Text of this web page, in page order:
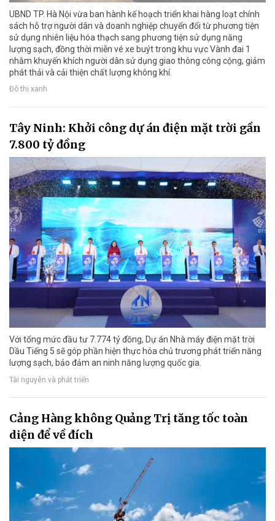
UBND TP. Hà Nội vừa ban hành kế hoạch triển khai hàng loạt chính
sách hỗ trợ người dân và doanh nghiệp chuyển đổi từ phương tiện
sử dụng nhiên liệu hóa thạch sang phương tiện sử dụng năng
lượng sạch, đồng thời miễn vé xe buýt trong khu vực Vành đai 1
nhằm khuyến khích người dân sử dụng giao thông công cộng, giảm
phát thải và cải thiện chất lượng không khí.
Đô thị xanh
Tây Ninh: Khởi công dự án điện mặt trời gần
7.800 tỷ đồng
Với tổng mức đầu tư 7.774 tỷ đồng, Dự án Nhà máy điện mặt trời
Dầu Tiếng 5 sẽ góp phần hiện thực hóa chủ trương phát triển năng
lượng sạch, bảo đảm an ninh năng lượng quốc gia.
Tài nguyên và phát triển
Cảng Hàng không Quảng Trị tăng tốc toàn
diện để về đích